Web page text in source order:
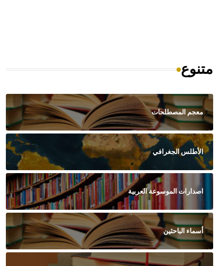
متنوع
معجم المصطلحات
الأطلس الجغرافي
اصدارات الموسوعة العربية
أسماء الباحثين